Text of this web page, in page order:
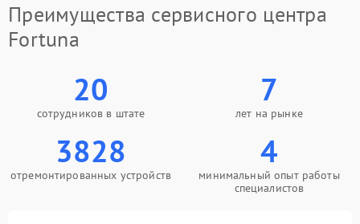
Преимущества сервисного центра
Fortuna
20
сотрудников в штате
7
лет на рынке
3828
отремонтированных устройств
4
минимальный опыт работы
специалистов